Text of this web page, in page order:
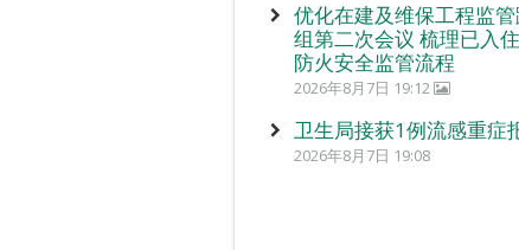
优化在建及维保工程监
组第二次会议 梳理已入
防火安全监管流程
2026年8月7日 19:12
卫生局接获1例流感重症
2026年8月7日 19:08